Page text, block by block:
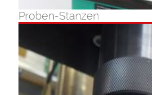
Proben-Stanzen